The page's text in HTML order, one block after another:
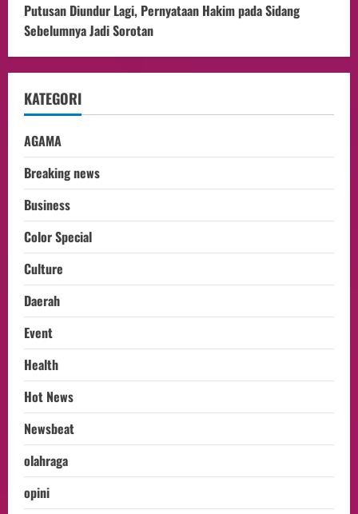
Putusan Diundur Lagi, Pernyataan Hakim pada Sidang
Sebelumnya Jadi Sorotan
KATEGORI
AGAMA
Breaking news
Business
Color Special
Culture
Daerah
Event
Health
Hot News
Newsbeat
olahraga
opini